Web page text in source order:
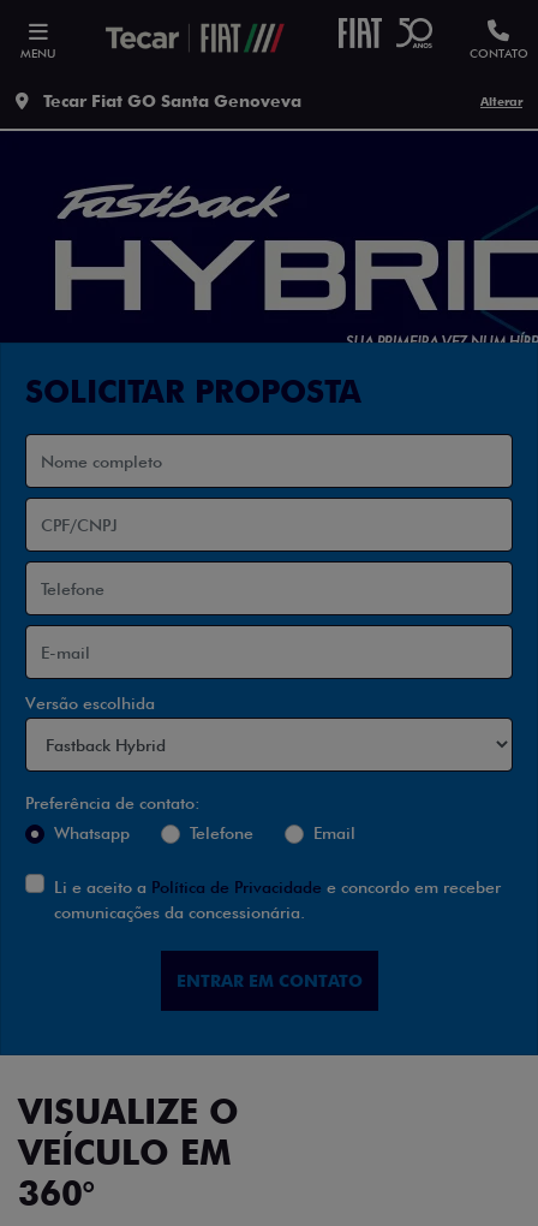
MENU CONTATO
Tecar Fiat GO Santa Genoveva Alterar
SOLICITAR PROPOSTA
Versão escolhida
Preferência de contato:
Whatsapp
Telefone Email
Li e aceito a Política de Privacidade e concordo em receber
comunicações da concessionária.
ENTRAR EM CONTATO
VISUALIZE O
VEÍCULO EM
360°